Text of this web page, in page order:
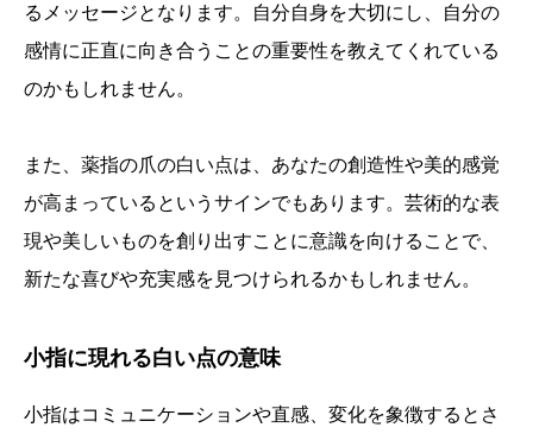
るメッセージとなります。自分自身を大切にし、自分の
感情に正直に向き合うことの重要性を教えてくれている
のかもしれません。
また、薬指の爪の白い点は、あなたの創造性や美的感覚
が高まっているというサインでもあります。芸術的な表
現や美しいものを創り出すことに意識を向けることで、
新たな喜びや充実感を見つけられるかもしれません。
小指に現れる白い点の意味
小指はコミュニケーションや直感、変化を象徴するとさ